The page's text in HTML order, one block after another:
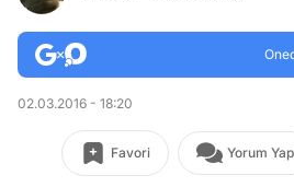
02.03.2016 - 18:20
Favori Yorum Yap